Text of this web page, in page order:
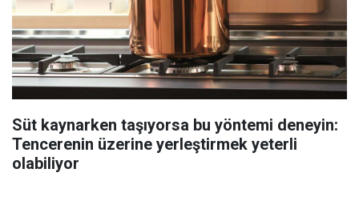
Süt kaynarken taşıyorsa bu yöntemi deneyin:
Tencerenin üzerine yerleştirmek yeterli
olabiliyor